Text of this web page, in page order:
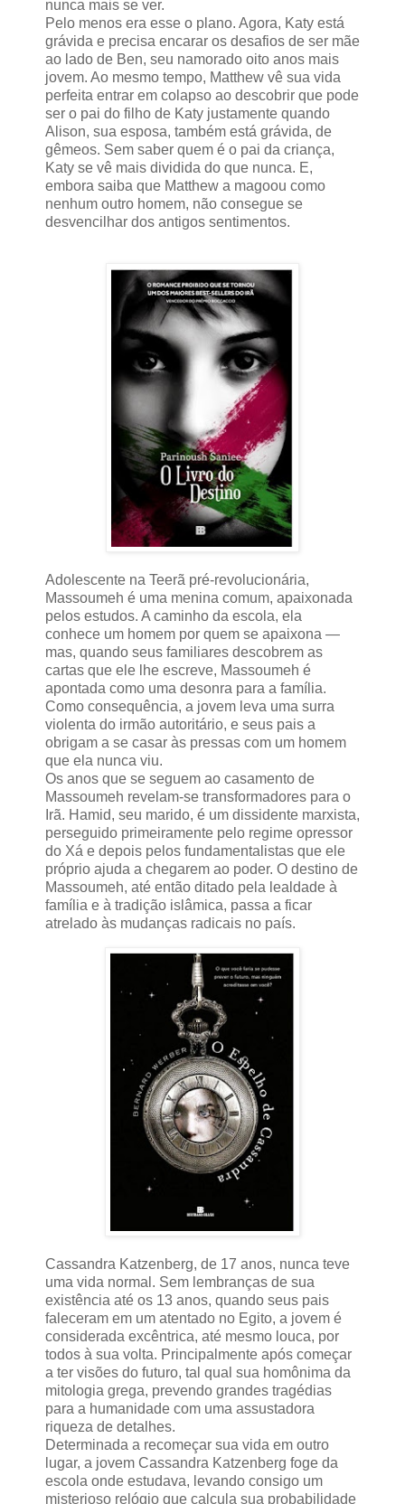
nunca mais se ver.
Pelo menos era esse o plano. Agora, Katy está
grávida e precisa encarar os desafios de ser mãe
ao lado de Ben, seu namorado oito anos mais
jovem. Ao mesmo tempo, Matthew vê sua vida
perfeita entrar em colapso ao descobrir que pode
ser o pai do filho de Katy justamente quando
Alison, sua esposa, também está grávida, de
gêmeos. Sem saber quem é o pai da criança,
Katy se vê mais dividida do que nunca. E,
embora saiba que Matthew a magoou como
nenhum outro homem, não consegue se
desvencilhar dos antigos sentimentos.
Adolescente na Teerã pré-revolucionária,
Massoumeh é uma menina comum, apaixonada
pelos estudos. A caminho da escola, ela
conhece um homem por quem se apaixona —
mas, quando seus familiares descobrem as
cartas que ele lhe escreve, Massoumeh é
apontada como uma desonra para a família.
Como consequência, a jovem leva uma surra
violenta do irmão autoritário, e seus pais a
obrigam a se casar às pressas com um homem
que ela nunca viu.
Os anos que se seguem ao casamento de
Massoumeh revelam-se transformadores para o
Irã. Hamid, seu marido, é um dissidente marxista,
perseguido primeiramente pelo regime opressor
do Xá e depois pelos fundamentalistas que ele
próprio ajuda a chegarem ao poder. O destino de
Massoumeh, até então ditado pela lealdade à
família e à tradição islâmica, passa a ficar
atrelado às mudanças radicais no país.
Cassandra Katzenberg, de 17 anos, nunca teve
uma vida normal. Sem lembranças de sua
existência até os 13 anos, quando seus pais
faleceram em um atentado no Egito, a jovem é
considerada excêntrica, até mesmo louca, por
todos à sua volta. Principalmente após começar
a ter visões do futuro, tal qual sua homônima da
mitologia grega, prevendo grandes tragédias
para a humanidade com uma assustadora
riqueza de detalhes.
Determinada a recomeçar sua vida em outro
lugar, a jovem Cassandra Katzenberg foge da
escola onde estudava, levando consigo um
misterioso relógio que calcula sua probabilidade